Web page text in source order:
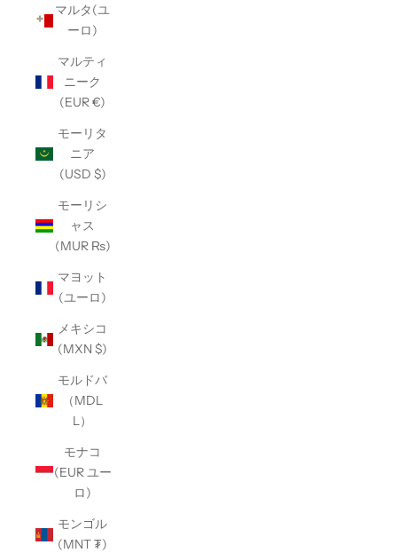
マルタ(ユ
ーロ)
マルティ
ニーク
(EUR €)
モーリタ
ニア
(USD $)
モーリシ
ャス
(MUR ₨)
マヨット
(ユーロ)
メキシコ
(MXN $)
モルドバ
（MDL
L）
モナコ
(EUR ユー
ロ)
モンゴル
(MNT ₮)